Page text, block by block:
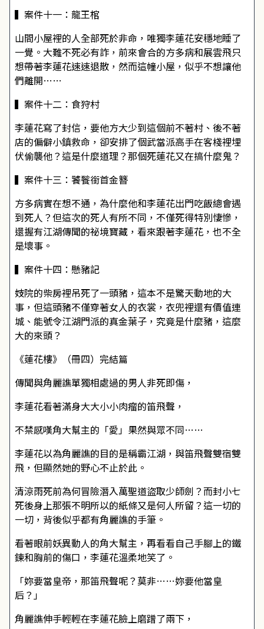
▍案件十一：龍王棺
山間小屋裡的人全部死於非命，唯獨李蓮花安穩地睡了
一覺。大難不死必有詐，前來會合的方多病和展雲飛只
想帶著李蓮花速速退散，然而這幢小屋，似乎不想讓他
們離開……
▍案件十二：食狩村
李蓮花寫了封信，要他方大少到這個前不著村、後不著
店的偏僻小鎮救命，卻安排了個武當派高手在客棧裡埋
伏偷襲他？這是什麼道理？那個死蓮花又在搞什麼鬼？
▍案件十三：饕餮銜首金簪
方多病實在想不通，為什麼他和李蓮花出門吃飯總會遇
到死人？但這次的死人有所不同，不僅死得特別悽慘，
還握有江湖傳聞的祕境寶藏，看來跟著李蓮花，也不全
是壞事。
▍案件十四：懸豬記
妓院的柴房裡吊死了一頭豬，這本不是驚天動地的大
事，但這頭豬不僅穿著女人的衣裳，衣兜裡還有價值連
城、能號令江湖門派的真金葉子，究竟是什麼豬，這麼
大的來頭？
《蓮花樓》（冊四）完結篇
傳聞與角麗譙單獨相處過的男人非死即傷，
李蓮花看著滿身大大小小肉瘤的笛飛聲，
不禁感嘆角大幫主的「愛」果然與眾不同……
李蓮花以為角麗譙的目的是稱霸江湖，與笛飛聲雙宿雙
飛，但顯然她的野心不止於此。
清涼雨死前為何冒險潛入萬聖道盜取少師劍？而封小七
死後身上那張不明所以的紙條又是何人所留？這一切的
一切，背後似乎都有角麗譙的手筆。
看著眼前妖異動人的角大幫主，再看看自己手腳上的鐵
鍊和胸前的傷口，李蓮花溫柔地笑了。
「妳要當皇帝，那笛飛聲呢？莫非……妳要他當皇
后？」
角麗譙伸手輕輕在李蓮花臉上磨蹭了兩下，